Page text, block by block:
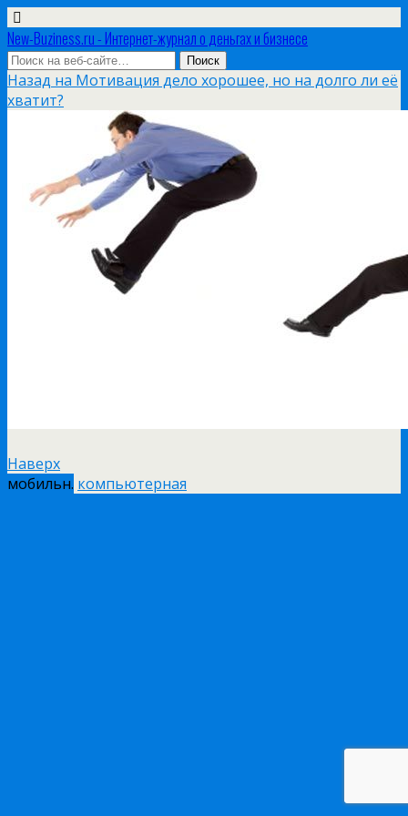
New-Buziness.ru - Интернет-журнал о деньгах и бизнесе
Назад на Мотивация дело хорошее, но на долго ли её
хватит?
Наверх
мобильн. компьютерная